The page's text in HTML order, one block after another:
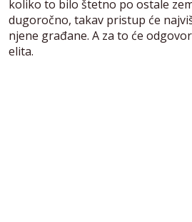
koliko to bilo štetno po ostale
dugoročno, takav pristup će
njene građane. A za to će
elita.